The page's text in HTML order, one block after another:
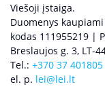
Viešoji įstaiga.
Duomenys
kodas 111955219 |
Breslaujos g. 3, LT-
Tel.: +370 37 401805
el. p. lei@lei.lt